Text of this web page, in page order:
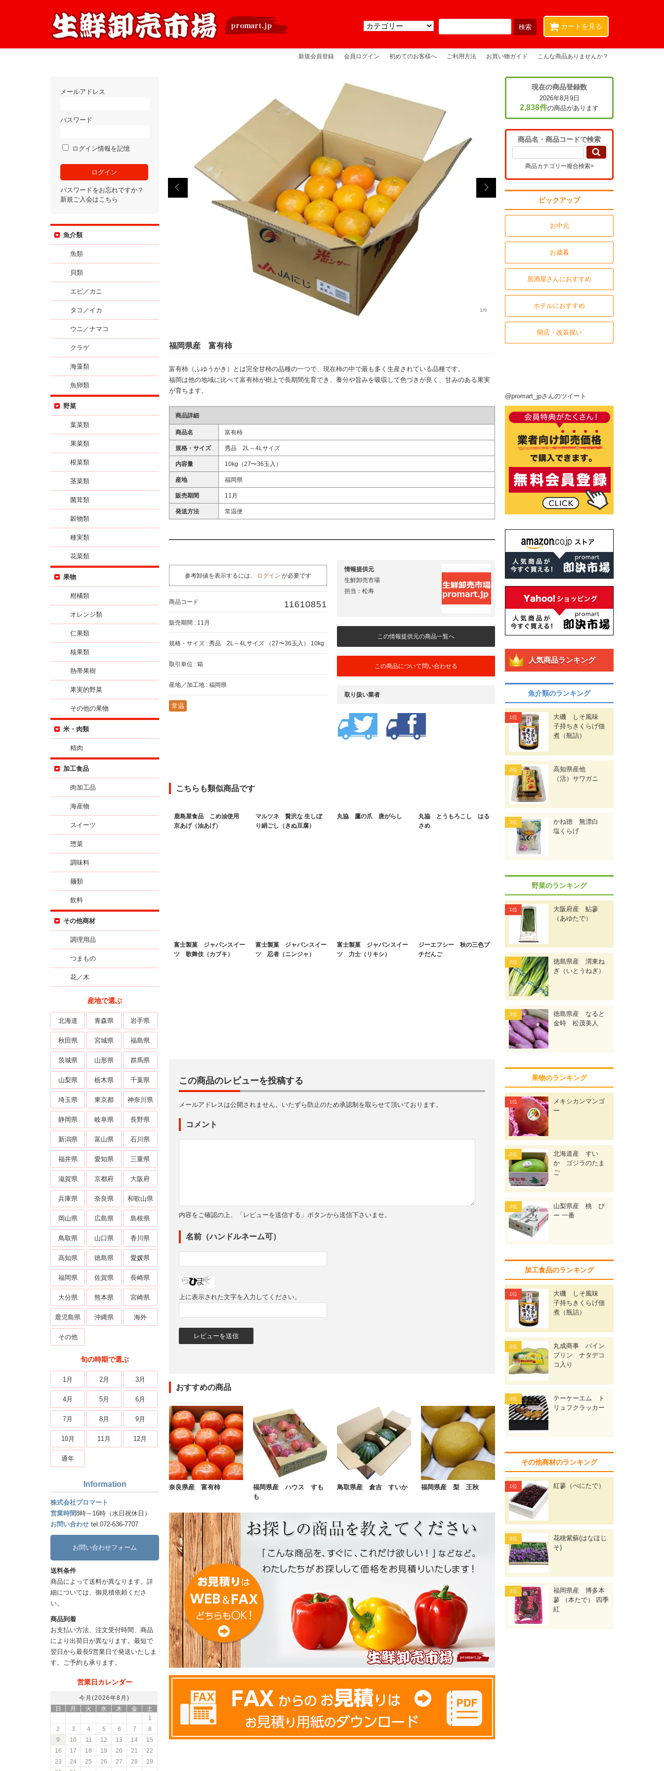
カートを見る
0
新規会員登録 会員ログイン 初めてのお客様へ ご利用方法 お買い物ガイド こんな商品ありませんか？
1/6
福岡県産 富有柿
富有柿（ふゆうがき）とは完全甘柿の品種の一つで、現在柿の中で最も多く生産されている品種です。
福岡は他の地域に比べて富有柿が樹上で長期間生育でき、養分や旨みを吸収して色づきが良く、甘みのある果実
が育ちます。
商品詳細
商品名 富有柿
規格・サイズ 秀品 2L～4Lサイズ
内容量 10kg（27〜36玉入）
産地 福岡県
販売期間 11月
発送方法 常温便
参考卸値を表示するには、 ログイン が必要です
商品コード 11610851
販売期間 : 11月
規格・サイズ : 秀品 2L～4Lサイズ （27〜36玉入） 10kg
取引単位 : 箱
産地／加工地 : 福岡県
常温
情報提供元
生鮮卸売市場
担当：松寿
この情報提供元の商品一覧へ
この商品について問い合わせる
取り扱い業者
こちらも類似商品です
鹿島屋食品 こめ油使用
京あげ（油あげ）
マルツネ 贅沢な 生しぼ
り絹ごし（きぬ豆腐）
丸協 鷹の爪 唐がらし
丸協 とうもろこし はる
さめ
富士製菓 ジャパンスイー
ツ 歌舞伎（カブキ）
富士製菓 ジャパンスイー
ツ 忍者（ニンジャ）
富士製菓 ジャパンスイー
ツ 力士（リキシ）
ジーエフシー 秋の三色プ
チだんご
この商品のレビューを投稿する
メールアドレスは公開されません。いたずら防止のため承認制を取らせて頂いております。
コメント
内容をご確認の上、「レビューを送信する」ボタンから送信下さいませ。
名前（ハンドルネーム可）
上に表示された文字を入力してください。
おすすめの商品
奈良県産 富有柿
福岡県産 ハウス すも
も
鳥取県産 倉吉 すいか 福岡県産 梨 王秋
メールアドレス
パスワード
ログイン情報を記憶
パスワードをお忘れですか？
新規ご入会はこちら
魚介類
魚類
貝類
エビ／カニ
タコ／イカ
ウニ／ナマコ
クラゲ
海藻類
魚卵類
野菜
葉菜類
果菜類
根菜類
茎菜類
菌茸類
穀物類
種実類
花菜類
果物
柑橘類
オレンジ類
仁果類
核果類
熱帯果樹
果実的野菜
その他の果物
米・肉類
精肉
加工食品
肉加工品
海産物
スイーツ
惣菜
調味料
麺類
飲料
その他商材
調理用品
つまもの
花／木
産地で選ぶ
北海道 青森県 岩手県
秋田県 宮城県 福島県
茨城県 山形県 群馬県
山梨県 栃木県 千葉県
埼玉県 東京都 神奈川県
静岡県 岐阜県 長野県
新潟県 富山県 石川県
福井県 愛知県 三重県
滋賀県 京都府 大阪府
兵庫県 奈良県 和歌山県
岡山県 広島県 島根県
鳥取県 山口県 香川県
高知県 徳島県 愛媛県
福岡県 佐賀県 長崎県
大分県 熊本県 宮崎県
鹿児島県 沖縄県 海外
その他
旬の時期で選ぶ
1月 2月 3月
4月 5月 6月
7月 8月 9月
10月 11月 12月
通年
Information
株式会社プロマート
営業時間8時～16時（水日祝休日）
お問い合わせ tel.072-636-7707
お問い合わせフォーム
送料条件
商品によって送料が異なります。詳
細については、御見積依頼くださ
い。
商品到着
お支払い方法、注文受付時間、商品
により出荷日が異なります。最短で
翌日から最長5営業日で発送いたしま
す。ご予約も承ります。
営業日カレンダー
今月(2026年8月)
日
月 火 水 木 金
土
1
2
3 4 5 6 7
8
9
10 11 12 13 14
15
16
17 18 19 20 21
22
23
24 25 26 27 28
29
現在の商品登録数
2026年8月9日
2,838件の商品があります
商品名・商品コードで検索
商品カテゴリー複合検索>
ピックアップ
お中元
お歳暮
居酒屋さんにおすすめ
ホテルにおすすめ
開店・改装祝い
@promart_jpさんのツイート
人気商品ランキング
魚介類のランキング
大磯 しそ風味
子持ちきくらげ佃
煮（瓶詰）
高知県産他
（活）サワガニ
かね徳 無漂白
塩くらげ
野菜のランキング
大阪府産 鮎蓼
（あゆたで）
徳島県産 渭東ね
ぎ（いとうねぎ）
徳島県産 なると
金時 松茂美人
果物のランキング
メキシカンマンゴ
ー
北海道産 すい
か ゴジラのたま
ご
山梨県産 桃 ぴ
ー 一番
加工食品のランキング
大磯 しそ風味
子持ちきくらげ佃
煮（瓶詰）
丸成商事 パイン
プリン ナタデコ
コ入り
テーケーエム ト
リュフクラッカー
その他商材のランキング
紅蓼（べにたで）
花穂紫蘇(はなほじ
そ)
福岡県産 博多本
蓼 （本たで） 四季
紅